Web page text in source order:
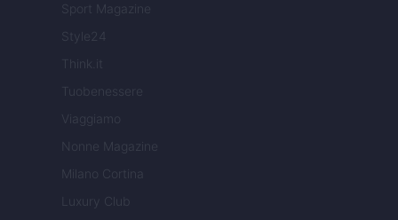
Sport Magazine
Style24
Think.it
Tuobenessere
Viaggiamo
Nonne Magazine
Milano Cortina
Luxury Club